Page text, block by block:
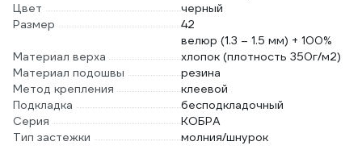
Цвет
черный
Размер
42
Материал верха
велюр (1.3 – 1.5 мм) + 100%
хлопок (плотность 350г/м2)
Материал подошвы
резина
Метод крепления
клеевой
Подкладка
бесподкладочный
Серия
КОБРА
Тип застежки
молния/шнурок